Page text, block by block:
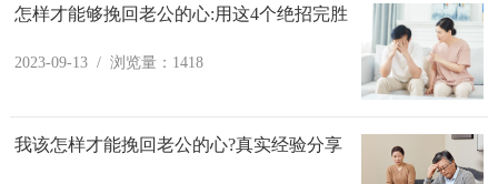
怎样才能够挽回老公的心:用这4个绝招完胜
2023-09-13 / 浏览量：1418
我该怎样才能挽回老公的心?真实经验分享